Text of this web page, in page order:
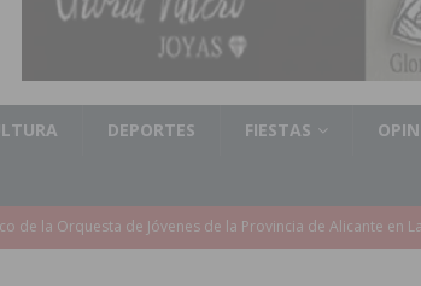
DEPORTES FIESTAS
de las aceras del entorno del CEIP Pascual